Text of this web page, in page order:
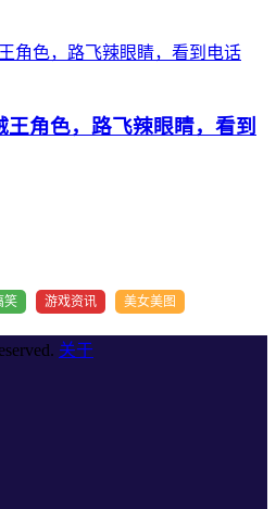
王角色，路飞辣眼睛，看到
笑 游戏资讯 美女美图
关于